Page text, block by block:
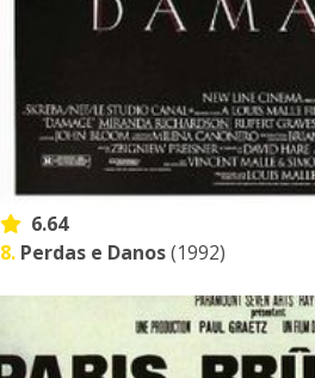
6.64
8. Perdas e Danos(1992)